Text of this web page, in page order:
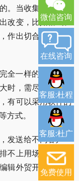
。当收集到一篇外
改变，比如格式、
作出切合自己目的
全一样的，必须要
时，需尽量避免群
有可以采用软件的
方式。
发送给不同客户一
不上用场。尽量定
辑外贸开发信与群
微信咨询
在线咨询
客服:杜程
客服:杜广
免费使用